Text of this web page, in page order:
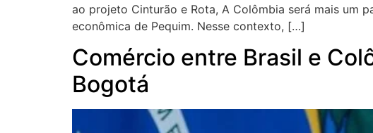
ao projeto Cinturão e Rota, A Colômbia será mais um
econômica de Pequim. Nesse contexto, […]
Comércio entre Brasil e
Bogotá